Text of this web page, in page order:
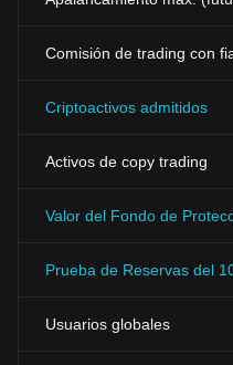
Comisión de trading con
Criptoactivos admitidos
Activos de copy trading
Valor del Fondo de
Prueba de Reservas del
Usuarios globales